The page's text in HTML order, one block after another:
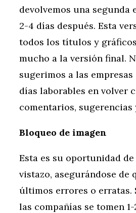
devolvemos una segunda
2-4 días después. Esta
todos los títulos y
mucho a la versión final.
sugerimos a las
días laborables en volver
comentarios, sugerencias
Bloqueo de imagen
Esta es su oportunidad
vistazo, asegurándose de
últimos errores o erratas.
las compañías se tomen